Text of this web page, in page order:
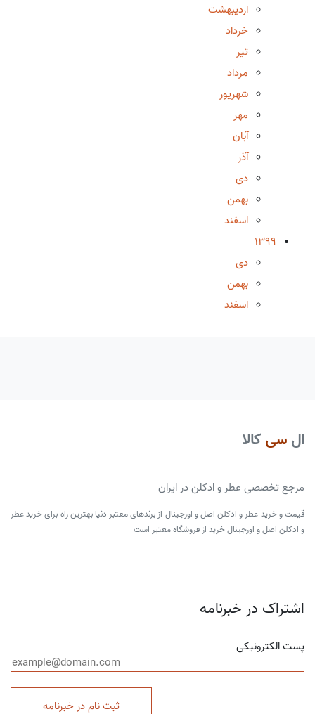
اردیبهشت
خرداد
تیر
مرداد
شهریور
مهر
آبان
آذر
دی
بهمن
اسفند
1399
دی
بهمن
اسفند
ال سی کالا
مرجع تخصصی عطر و ادکلن در ایران
قیمت و خرید عطر و ادکلن اصل و اورجینال از برندهای معتبر دنیا بهترین راه برای خرید عطر
و ادکلن اصل و اورجینال خرید از فروشگاه معتبر است
اشتراک در خبرنامه
پست الکترونیکی
ثبت نام در خبرنامه